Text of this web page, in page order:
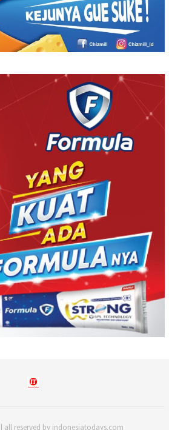
all reserved by indonesiatodays.com